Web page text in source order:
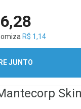
R$ 1,14
JUNTO